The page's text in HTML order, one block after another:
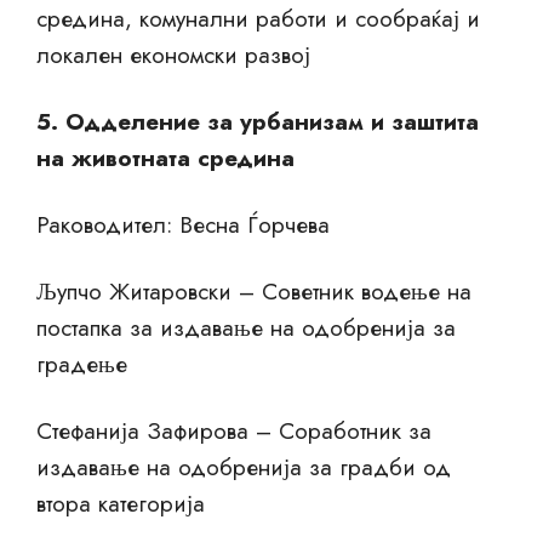
средина, комунални работи и сообраќај и
локален економски развој
5. Одделение за урбанизам и заштита
на животната средина
Раководител: Весна Ѓорчева
Љупчо Житаровски – Советник водење на
постапка за издавање на одобренија за
градење
Стефанија Зафирова – Соработник за
издавање на одобренија за градби од
втора категорија